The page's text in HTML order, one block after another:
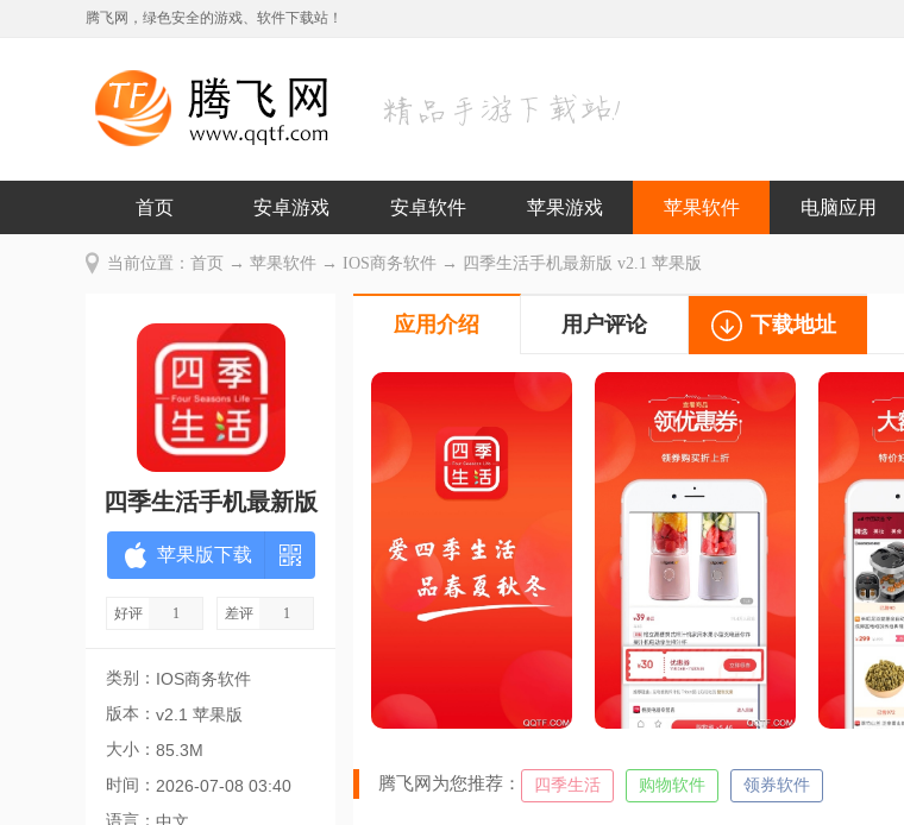
腾飞网，绿色安全的游戏、软件下载站！
首页 安卓游戏 安卓软件 苹果游戏 苹果软件 电脑应用
当前位置： 首页 → 苹果软件 → IOS商务软件 → 四季生活手机最新版 v2.1 苹果版
四季生活手机最新版
苹果版下载
好评 1 差评 1
类别： IOS商务软件
版本： v2.1 苹果版
大小： 85.3M
时间： 2026-07-08 03:40
语言：
应用介绍 用户评论 下载地址
腾飞网为您推荐： 四季生活 购物软件 领券软件